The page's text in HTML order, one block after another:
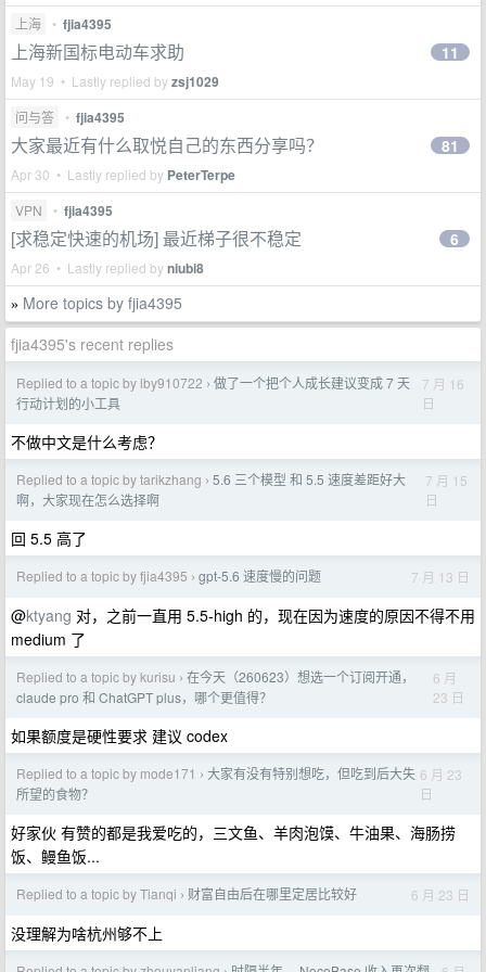
上海 • fjia4395
上海新国标电动车求助
May 19 • Lastly replied byzsj1029
11
问与答 • fjia4395
大家最近有什么取悦自己的东西分享吗？
Apr 30 • Lastly replied by PeterTerpe
81
VPN • fjia4395
[求稳定快速的机场] 最近梯子很不稳定
Apr 26 • Lastly replied byniubi8
6
» More topics by fjia4395
fjia4395's recent replies
Replied to a topic by lby910722 › 做了一个把个人成长建议变成 7 天
行动计划的小工具
7 月 16
日
不做中文是什么考虑？
Replied to a topic by tarikzhang › 5.6 三个模型 和 5.5 速度差距好大
啊，大家现在怎么选择啊
7 月 15
日
回 5.5 高了
Replied to a topic by fjia4395 › gpt-5.6 速度慢的问题 7 月 13 日
@ktyang 对，之前一直用 5.5-high 的，现在因为速度的原因不得不用
medium 了
Replied to a topic by kurisu › 在今天（260623）想选一个订阅开通，
claude pro 和 ChatGPT plus，哪个更值得？
6 月
23 日
如果额度是硬性要求 建议 codex
Replied to a topic by mode171 › 大家有没有特别想吃，但吃到后大失
所望的食物？
6 月 23
日
好家伙 有赞的都是我爱吃的，三文鱼、羊肉泡馍、牛油果、海肠捞
饭、鳗鱼饭...
Replied to a topic by Tianqi › 财富自由后在哪里定居比较好 6 月 23 日
没理解为啥杭州够不上